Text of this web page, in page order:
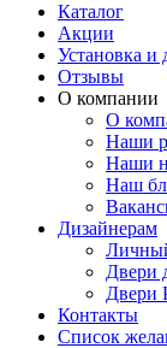
Каталог
Акции
Установка и
Отзывы
О компании
О
Наши
Наши
Наш
Дизайнерам
Двери
Двери
Контакты
Список